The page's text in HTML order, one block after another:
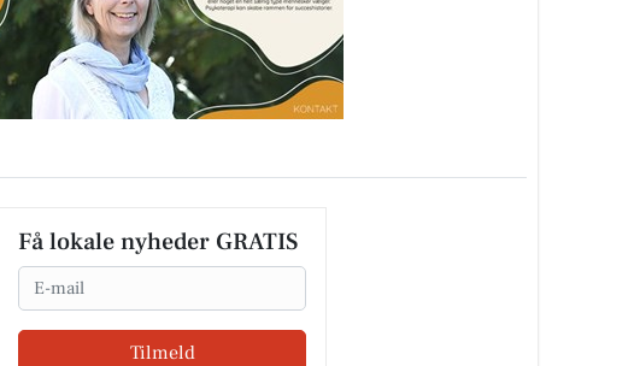
Få lokale nyheder GRATIS
Email
Tilmeld